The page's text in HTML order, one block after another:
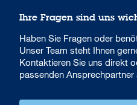
Ihre Fragen sind uns
Haben Sie Fragen oder
Unser Team steht Ihnen
Kontaktieren Sie uns direkt
passenden Ansprechpartner